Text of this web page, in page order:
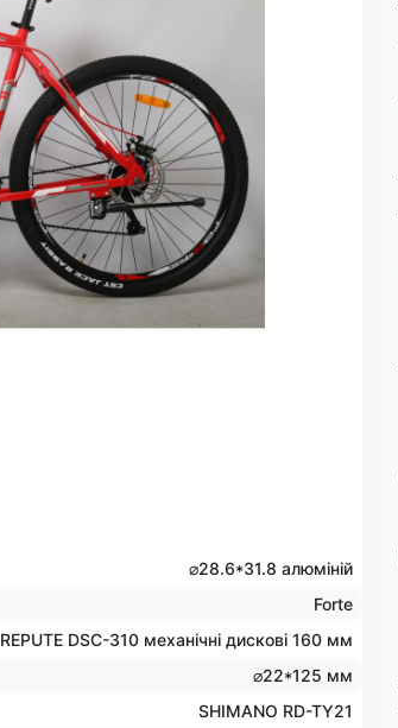
⌀28.6*31.8 алюміній
Forte
REPUTE DSC-310 механічні дискові 160 мм
⌀22*125 мм
SHIMANO RD-TY21